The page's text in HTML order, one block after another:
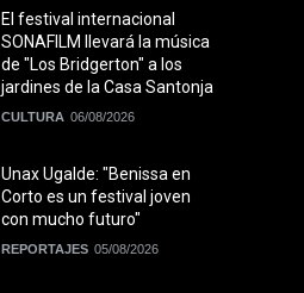
El festival internacional
SONAFILM llevará la música
de "Los Bridgerton" a los
jardines de la Casa Santonja
CULTURA 06/08/2026
Unax Ugalde: "Benissa en
Corto es un festival joven
con mucho futuro"
REPORTAJES 05/08/2026